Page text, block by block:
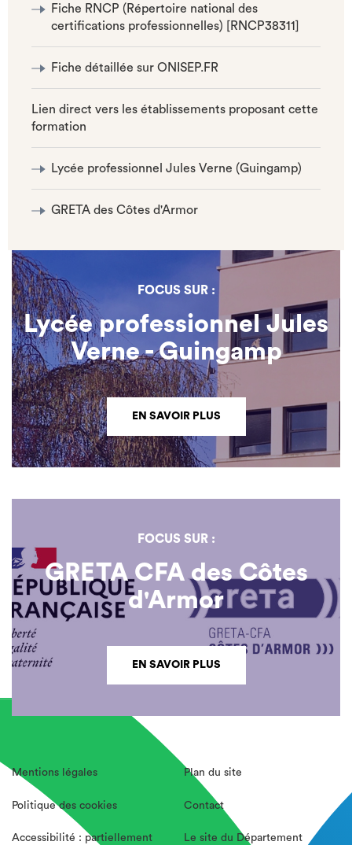
Fiche RNCP (Répertoire national des
certifications professionnelles) [RNCP38311]
Fiche détaillée sur ONISEP.FR
Lien direct vers les établissements proposant cette
formation
Lycée professionnel Jules Verne (Guingamp)
GRETA des Côtes d'Armor
FOCUS SUR :
Lycée professionnel Jules
Verne - Guingamp
EN SAVOIR PLUS
FOCUS SUR :
GRETA CFA des Côtes
d'Armor
EN SAVOIR PLUS
Mentions légales
Politique des cookies
Accessibilité : partiellement
Plan du site
Contact
Le site du Département